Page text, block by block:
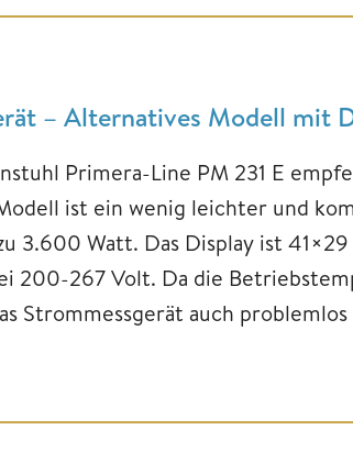
– Alternatives Modell mit
Primera-Line PM 231 E
ist ein wenig leichter und
3.600 Watt. Das Display ist
200-267 Volt. Da die
Strommessgerät auch